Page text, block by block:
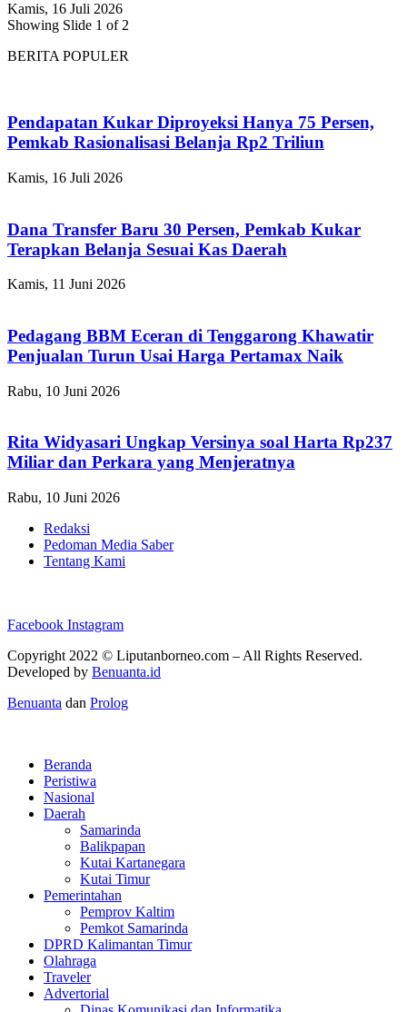
Kamis, 16 Juli 2026
Showing Slide 1 of 2
BERITA POPULER
Pendapatan Kukar Diproyeksi Hanya 75 Persen,
Pemkab Rasionalisasi Belanja Rp2 Triliun
Kamis, 16 Juli 2026
Dana Transfer Baru 30 Persen, Pemkab Kukar
Terapkan Belanja Sesuai Kas Daerah
Kamis, 11 Juni 2026
Pedagang BBM Eceran di Tenggarong Khawatir
Penjualan Turun Usai Harga Pertamax Naik
Rabu, 10 Juni 2026
Rita Widyasari Ungkap Versinya soal Harta Rp237
Miliar dan Perkara yang Menjeratnya
Rabu, 10 Juni 2026
Redaksi
Pedoman Media Saber
Tentang Kami
Facebook Instagram
Copyright 2022 © Liputanborneo.com – All Rights Reserved.
Developed by Benuanta.id
Benuanta dan Prolog
Beranda
Peristiwa
Nasional
Daerah
Samarinda
Balikpapan
Kutai Kartanegara
Kutai Timur
Pemerintahan
Pemprov Kaltim
Pemkot Samarinda
DPRD Kalimantan Timur
Olahraga
Traveler
Advertorial